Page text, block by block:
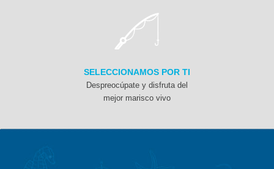
SELECCIONAMOS POR TI
Despreocúpate y disfruta del
mejor marisco vivo